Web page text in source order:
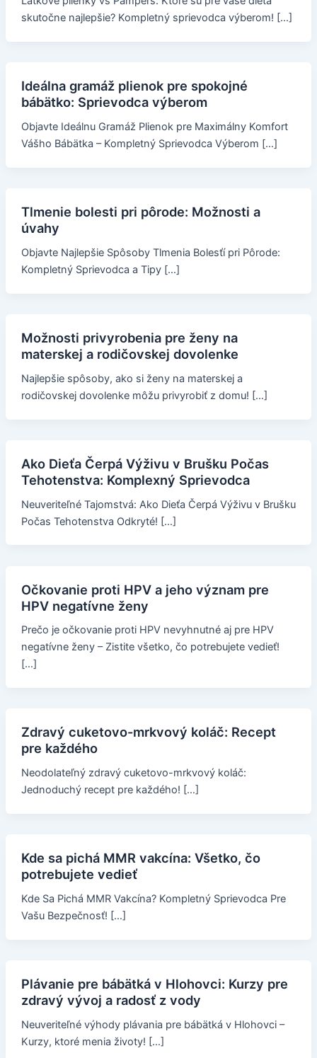
skutočne najlepšie? Kompletný sprievodca výberom! […]
Ideálna gramáž plienok pre spokojné
bábätko: Sprievodca výberom
Objavte Ideálnu Gramáž Plienok pre Maximálny Komfort
Vášho Bábätka – Kompletný Sprievodca Výberom […]
Tlmenie bolesti pri pôrode: Možnosti a
úvahy
Objavte Najlepšie Spôsoby Tlmenia Bolesťí pri Pôrode:
Kompletný Sprievodca a Tipy […]
Možnosti privyrobenia pre ženy na
materskej a rodičovskej dovolenke
Najlepšie spôsoby, ako si ženy na materskej a
rodičovskej dovolenke môžu privyrobiť z domu! […]
Ako Dieťa Čerpá Výživu v Brušku Počas
Tehotenstva: Komplexný Sprievodca
Neuveriteľné Tajomstvá: Ako Dieťa Čerpá Výživu v Brušku
Počas Tehotenstva Odkryté! […]
Očkovanie proti HPV a jeho význam pre
HPV negatívne ženy
Prečo je očkovanie proti HPV nevyhnutné aj pre HPV
negatívne ženy – Zistite všetko, čo potrebujete vedieť!
[…]
Zdravý cuketovo-mrkvový koláč: Recept
pre každého
Neodolateľný zdravý cuketovo-mrkvový koláč:
Jednoduchý recept pre každého! […]
Kde sa pichá MMR vakcína: Všetko, čo
potrebujete vedieť
Kde Sa Pichá MMR Vakcína? Kompletný Sprievodca Pre
Vašu Bezpečnosť! […]
Plávanie pre bábätká v Hlohovci: Kurzy pre
zdravý vývoj a radosť z vody
Neuveriteľné výhody plávania pre bábätká v Hlohovci –
Kurzy, ktoré menia životy! […]